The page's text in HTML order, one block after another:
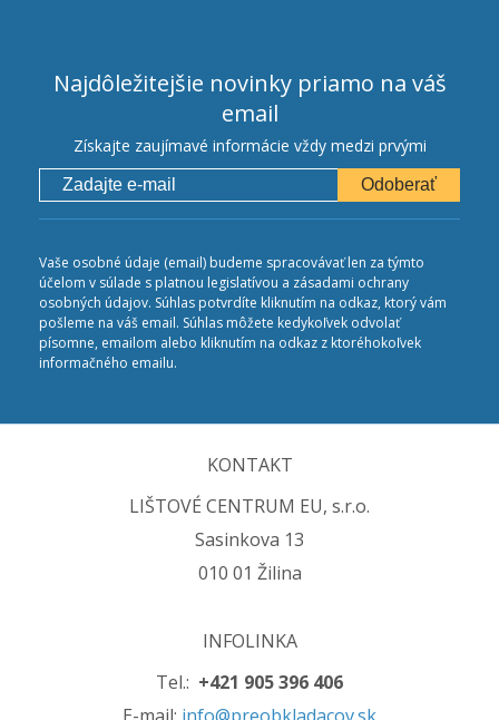
Najdôležitejšie novinky priamo na váš
email
Získajte zaujímavé informácie vždy medzi prvými
Odoberať
Vaše osobné údaje (email) budeme spracovávať len za týmto
účelom v súlade s platnou legislatívou a zásadami ochrany
osobných údajov. Súhlas potvrdíte kliknutím na odkaz, ktorý vám
pošleme na váš email. Súhlas môžete kedykoľvek odvolať
písomne, emailom alebo kliknutím na odkaz z ktoréhokoľvek
informačného emailu.
KONTAKT
LIŠTOVÉ CENTRUM EU, s.r.o.
Sasinkova 13
010 01 Žilina
INFOLINKA
Tel.: +421 905 396 406